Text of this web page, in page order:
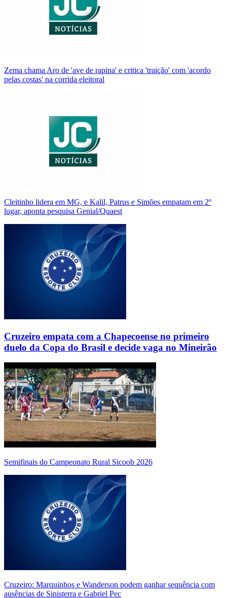
Zema chama Aro de 'ave de rapina' e critica 'traição' com 'acordo
pelas costas' na corrida eleitoral
Cleitinho lidera em MG, e Kalil, Patrus e Simões empatam em 2º
lugar, aponta pesquisa Genial/Quaest
Cruzeiro empata com a Chapecoense no primeiro
duelo da Copa do Brasil e decide vaga no Mineirão
Semifinais do Campeonato Rural Sicoob 2026
Cruzeiro: Marquinhos e Wanderson podem ganhar sequência com
ausências de Sinisterra e Gabriel Pec